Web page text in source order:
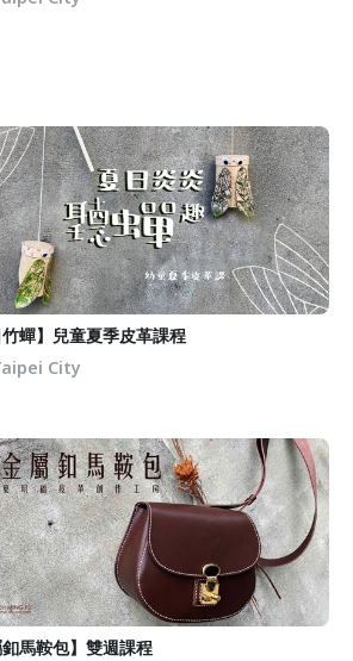
竹蟬】兒童夏季皮革課程
City
釦馬鞍包】雙週課程